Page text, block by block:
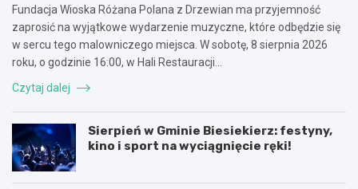
Fundacja Wioska Różana Polana z Drzewian ma przyjemność
zaprosić na wyjątkowe wydarzenie muzyczne, które odbędzie się
w sercu tego malowniczego miejsca. W sobotę, 8 sierpnia 2026
roku, o godzinie 16:00, w Hali Restauracji…
Czytaj dalej
Sierpień w Gminie Biesiekierz: festyny,
kino i sport na wyciągnięcie ręki!